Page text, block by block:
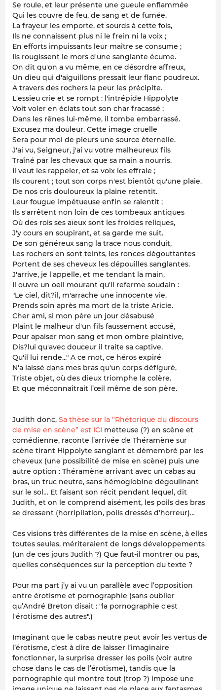
Se roule, et leur présente une gueule enflammée
Qui les couvre de feu, de sang et de fumée.
La frayeur les emporte, et sourds à cette fois,
Ils ne connaissent plus ni le frein ni la voix ;
En efforts impuissants leur maître se consume ;
Ils rougissent le mors d'une sanglante écume.
On dit qu'on a vu même, en ce désordre affreux,
Un dieu qui d'aiguillons pressait leur flanc poudreux.
A travers des rochers la peur les précipite.
L'essieu crie et se rompt : l'intrépide Hippolyte
Voit voler en éclats tout son char fracassé ;
Dans les rênes lui-même, il tombe embarrassé.
Excusez ma douleur. Cette image cruelle
Sera pour moi de pleurs une source éternelle.
J'ai vu, Seigneur, j'ai vu votre malheureux fils
Traîné par les chevaux que sa main a nourris.
Il veut les rappeler, et sa voix les effraie ;
Ils courent ; tout son corps n'est bientôt qu'une plaie.
De nos cris douloureux la plaine retentit.
Leur fougue impétueuse enfin se ralentit ;
Ils s'arrêtent non loin de ces tombeaux antiques
Où des rois ses aïeux sont les froides reliques,
J'y cours en soupirant, et sa garde me suit.
De son généreux sang la trace nous conduit,
Les rochers en sont teints, les ronces dégouttantes
Portent de ses cheveux les dépouilles sanglantes.
J'arrive, je l'appelle, et me tendant la main,
Il ouvre un oeil mourant qu'il referme soudain :
"Le ciel, dit?il, m'arrache une innocente vie.
Prends soin après ma mort de la triste Aricie.
Cher ami, si mon père un jour désabusé
Plaint le malheur d'un fils faussement accusé,
Pour apaiser mon sang et mon ombre plaintive,
Dis?lui qu'avec douceur il traite sa captive,
Qu'il lui rende..." A ce mot, ce héros expiré
N'a laissé dans mes bras qu'un corps défiguré,
Triste objet, où des dieux triomphe la colère.
Et que méconnaîtrait l’œil même de son père.
Judith donc, Sa thèse sur la “Rhétorique du discours
de mise en scène” est ICI metteuse (?) en scène et
comédienne, raconte l’arrivée de Théramène sur
scène tirant Hippolyte sanglant et démembré par les
cheveux (une possibilité de mise en scène) puis une
autre option : Théramène arrivant avec un cabas au
bras, un truc neutre, sans hémoglobine dégoulinant
sur le sol… Et faisant son récit pendant lequel, dit
Judith, et on le comprend aisément, les poils des bras
se dressent (horripilation, poils dressés d’horreur)…
Ces visions très différentes de la mise en scène, à elles
toutes seules, mériteraient de longs développements
(un de ces jours Judith ?) Que faut-il montrer ou pas,
quelles conséquences sur la perception du texte ?
Pour ma part j’y ai vu un parallèle avec l’opposition
entre érotisme et pornographie (sans oublier
qu’André Breton disait : "la pornographie c'est
l'érotisme des autres".)
Imaginant que le cabas neutre peut avoir les vertus de
l’érotisme, c’est à dire de laisser l’imaginaire
fonctionner, la surprise dresser les poils (voir autre
chose dans le cas de l’érotisme), tandis que la
pornographie qui montre tout (trop ?) impose une